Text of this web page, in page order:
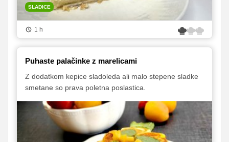
SLADICE
1 h
Puhaste palačinke z marelicami
Z dodatkom kepice sladoleda ali malo stepene sladke
smetane so prava poletna poslastica.